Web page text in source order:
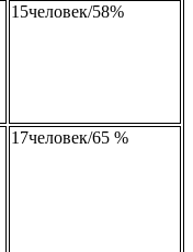
15человек/58%
17человек/65 %